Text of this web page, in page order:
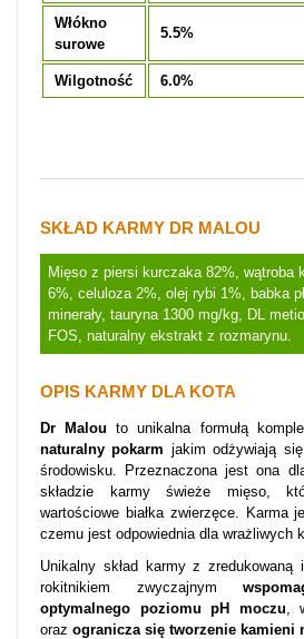
Włókno
surowe
5.5%
Wilgotność 6.0%
SKŁAD KARMY DR MALOU
Mięso z piersi kurczaka 82%, wątroba
6%, celuloza 2%, olej rybi 1%, babka
minerały, tauryna 1300 mg/kg, DL
FOS, naturalny ekstrakt z rozmarynu.
OPIS KARMY DLA KOTA
Dr Malou to unikalna formułą
naturalny pokarm jakim odżywiają
środowisku. Przeznaczona jest ona
składzie karmy świeże mięso,
wartościowe białka zwierzęce. Karma
czemu jest odpowiednia dla wrażliwych
Unikalny skład karmy z
rokitnikiem zwyczajnym
optymalnego poziomu pH moczu,
oraz ogranicza się tworzenie kamieni